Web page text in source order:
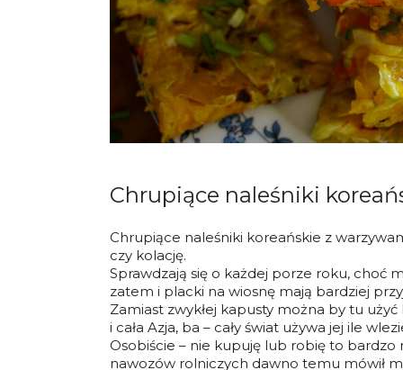
Chrupiące naleśniki
Chrupiące naleśniki koreańskie z
czy kolację.
Sprawdzają się o każdej porze roku, choć
zatem i placki na wiosnę mają bardziej
Zamiast zwykłej kapusty można by tu
i cała Azja, ba – cały świat używa jej ile
Osobiście – nie kupuję lub robię to
nawozów rolniczych dawno temu mówił